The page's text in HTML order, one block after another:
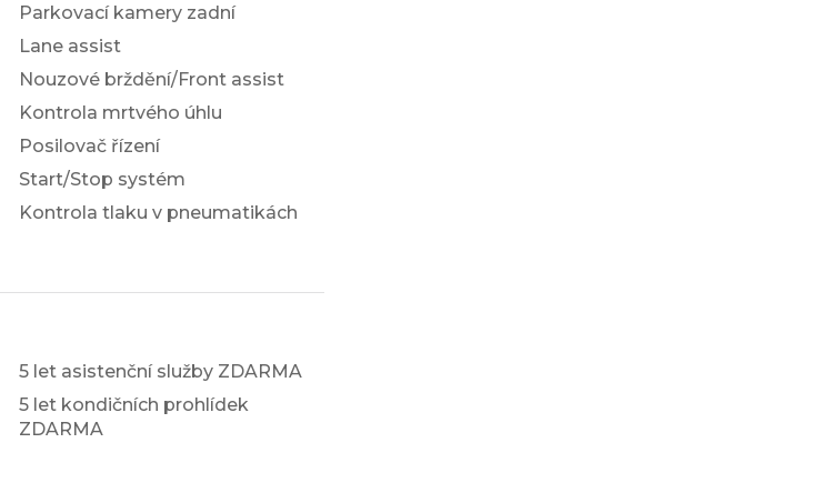
Parkovací kamery zadní
Lane assist
Nouzové brždění/Front assist
Kontrola mrtvého úhlu
Posilovač řízení
Start/Stop systém
Kontrola tlaku v pneumatikách
5 let asistenční služby ZDARMA
5 let kondičních prohlídek
ZDARMA